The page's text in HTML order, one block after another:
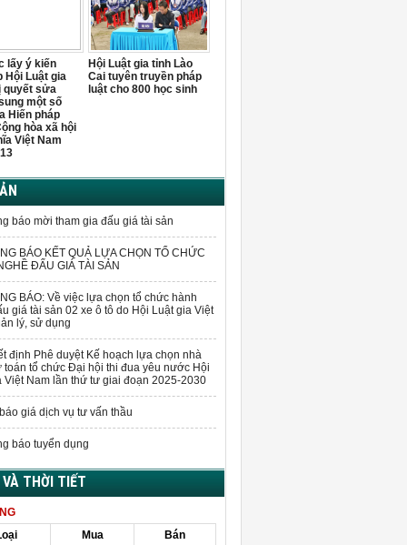
lấy ý kiến
Hội Luật gia
quyết sửa
một số
Hiến pháp
hòa xã hội
Việt Nam
Hội Luật gia tỉnh Lào
Cai tuyên truyền pháp
luật cho 800 học sinh
báo mời tham gia đấu giá tài sản
BÁO KẾT QUẢ LỰA CHỌN TỔ CHỨC
ĐẤU GIÁ TÀI SẢN
BÁO: Về việc lựa chọn tổ chức hành
giá tài sản 02 xe ô tô do Hội Luật gia Việt
lý, sử dụng
định Phê duyệt Kế hoạch lựa chọn nhà
toán tổ chức Đại hội thi đua yêu nước Hội
Việt Nam lần thứ tư giai đoạn 2025-2030
giá dịch vụ tư vấn thầu
báo tuyển dụng
THỜI TIẾT
Mua
Bán